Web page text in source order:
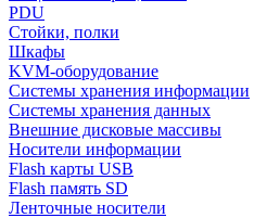
PDU
Стойки, полки
Шкафы
KVM-оборудование
Системы хранения информации
Системы хранения данных
Внешние дисковые массивы
Носители информации
Flash карты USB
Flash память SD
Ленточные носители